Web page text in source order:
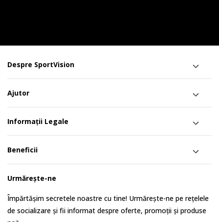
Despre SportVision
Ajutor
Informații Legale
Beneficii
Urmărește-ne
Împărtășim secretele noastre cu tine! Urmărește-ne pe rețelele
de socializare și fii informat despre oferte, promoții și produse